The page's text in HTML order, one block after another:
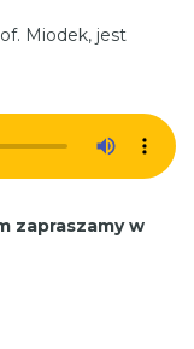
Miodek, jest
zapraszamy w